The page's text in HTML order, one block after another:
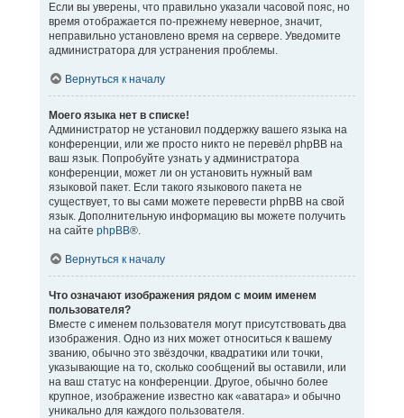
Если вы уверены, что правильно указали часовой пояс, но
время отображается по-прежнему неверное, значит,
неправильно установлено время на сервере. Уведомите
администратора для устранения проблемы.
Вернуться к началу
Моего языка нет в списке!
Администратор не установил поддержку вашего языка на
конференции, или же просто никто не перевёл phpBB на
ваш язык. Попробуйте узнать у администратора
конференции, может ли он установить нужный вам
языковой пакет. Если такого языкового пакета не
существует, то вы сами можете перевести phpBB на свой
язык. Дополнительную информацию вы можете получить
на сайте phpBB®.
Вернуться к началу
Что означают изображения рядом с моим именем
пользователя?
Вместе с именем пользователя могут присутствовать два
изображения. Одно из них может относиться к вашему
званию, обычно это звёздочки, квадратики или точки,
указывающие на то, сколько сообщений вы оставили, или
на ваш статус на конференции. Другое, обычно более
крупное, изображение известно как «аватара» и обычно
уникально для каждого пользователя.